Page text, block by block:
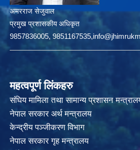
अमरराज सेजुवाल
प्रमुख प्रशासकीय अधिकृत
9857836005,
महत्वपूर्ण लिंकहरु
संघिय मामिला तथा सामान्य प्रशासन
नेपाल सरकार अर्थ मन्त्रालय
केन्द्रीय पञ्जीकरण विभाग
नेपाल सरकार गृह मन्त्रालय